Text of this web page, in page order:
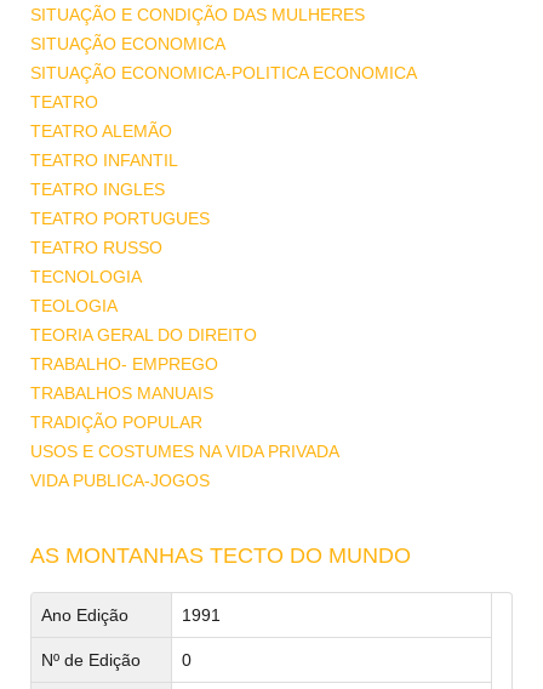
SITUAÇÃO E CONDIÇÃO DAS MULHERES
SITUAÇÃO ECONOMICA
SITUAÇÃO ECONOMICA-POLITICA ECONOMICA
TEATRO
TEATRO ALEMÃO
TEATRO INFANTIL
TEATRO INGLES
TEATRO PORTUGUES
TEATRO RUSSO
TECNOLOGIA
TEOLOGIA
TEORIA GERAL DO DIREITO
TRABALHO- EMPREGO
TRABALHOS MANUAIS
TRADIÇÃO POPULAR
USOS E COSTUMES NA VIDA PRIVADA
VIDA PUBLICA-JOGOS
AS MONTANHAS TECTO DO MUNDO
Ano Edição 1991
Nº de Edição 0